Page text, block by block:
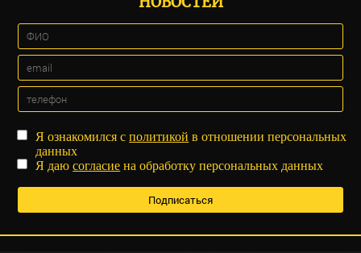
Я ознакомился сполитикой в отношении персональных
данных
Я даюсогласие на обработку персональных данных